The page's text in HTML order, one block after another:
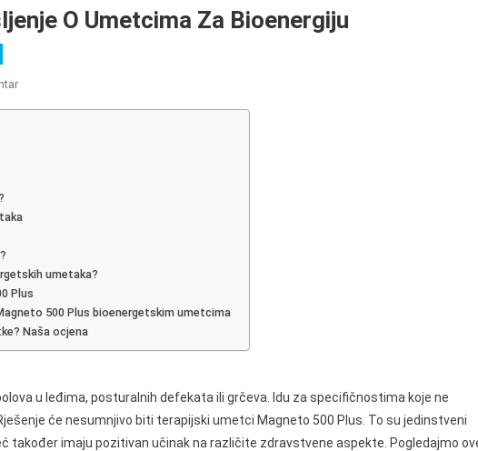
O Umetcima Za Bioenergiju
On
Bioenergiju
umetaka?
Plus
500 Plus bioenergetskim umetcima
Naša ocjena
u leđima, posturalnih defekata ili grčeva. Idu za specifičnostima koje ne
će nesumnjivo biti terapijski umetci Magneto 500 Plus. To su jedinstveni
također imaju pozitivan učinak na različite zdravstvene aspekte. Pogledajmo